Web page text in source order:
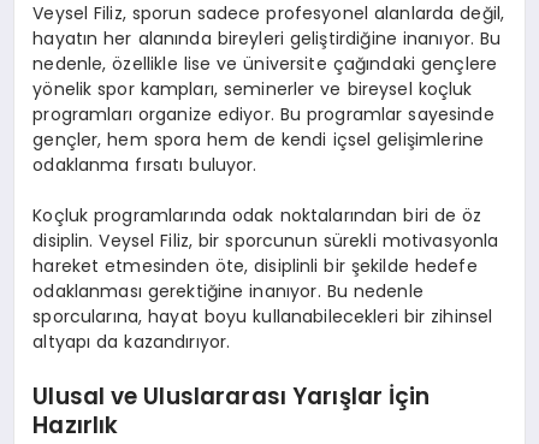
Veysel Filiz, sporun sadece profesyonel alanlarda değil,
hayatın her alanında bireyleri geliştirdiğine inanıyor. Bu
nedenle, özellikle lise ve üniversite çağındaki gençlere
yönelik spor kampları, seminerler ve bireysel koçluk
programları organize ediyor. Bu programlar sayesinde
gençler, hem spora hem de kendi içsel gelişimlerine
odaklanma fırsatı buluyor.
Koçluk programlarında odak noktalarından biri de öz
disiplin.Veysel Filiz, bir sporcunun sürekli motivasyonla
hareket etmesinden öte, disiplinli bir şekilde hedefe
odaklanması gerektiğine inanıyor. Bu nedenle
sporcularına, hayat boyu kullanabilecekleri bir zihinsel
altyapı da kazandırıyor.
Ulusal ve Uluslararası Yarışlar İçin
Hazırlık